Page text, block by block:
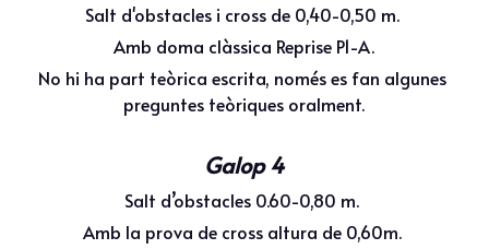
Salt d'obstacles i cross de 0,40-0,50 m.
Amb doma clàssica Reprise P1-A.
No hi ha part teòrica escrita, només es fan algunes
preguntes teòriques oralment.
Galop 4
Salt d’obstacles 0.60-0,80 m.
Amb la prova de cross altura de 0,60m.